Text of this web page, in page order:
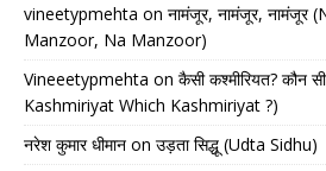
vineetypmehta on नामंजूर, नामंजूर, नामंजूर
Manzoor, Na Manzoor)
Vineeetypmehta on कैसी कश्मीरियत? कौन
Kashmiriyat Which Kashmiriyat ?)
नरेश कुमार धीमान on उड़ता सिद्धू (Udta Sidhu)